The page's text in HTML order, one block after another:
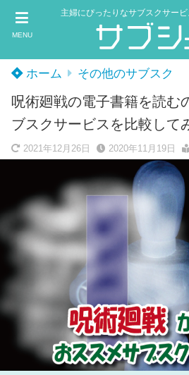
MENU
主婦にぴったりなサブスクサービ
ホーム その他のサブスク
呪術廻戦の電子書籍を読む
ブスクサービスを比較して
2021年12月26日 2020年11月19日